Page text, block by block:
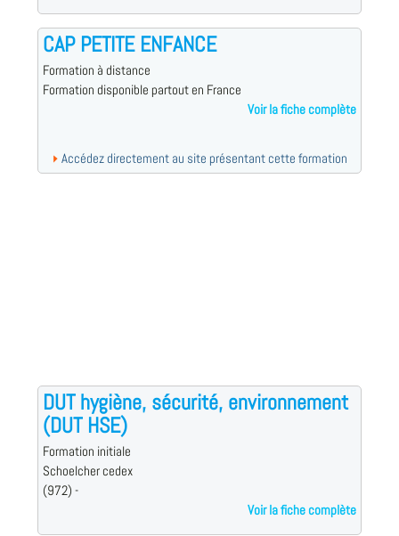
CAP PETITE ENFANCE
Formation à distance
Formation disponible partout en France
Voir la fiche complète
Accédez directement au site présentant cette formation
DUT hygiène, sécurité, environnement
(DUT HSE)
Formation initiale
Schoelcher cedex
(972) -
Voir la fiche complète